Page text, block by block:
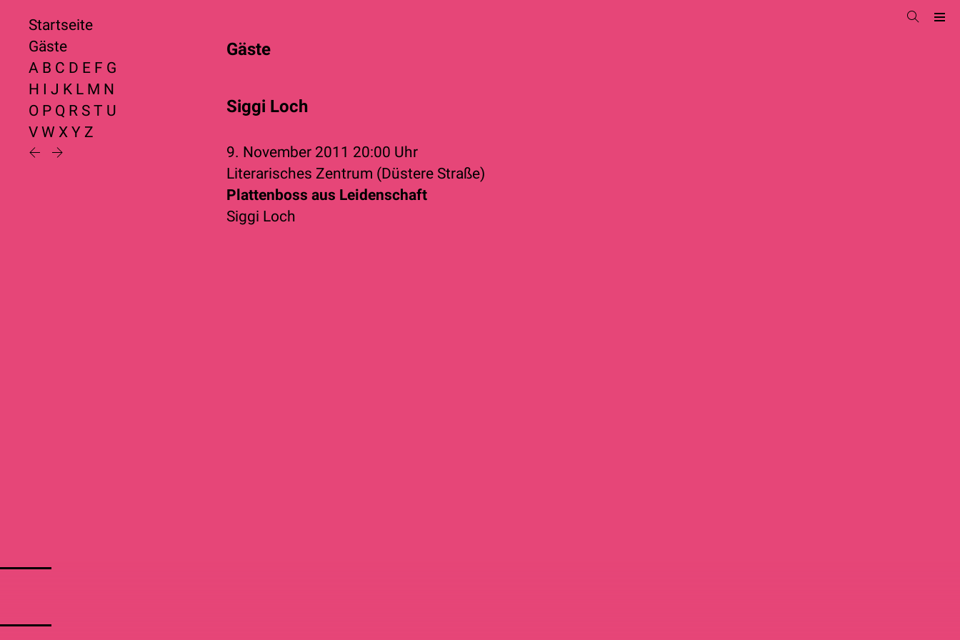
Startseite
Gäste
A B C D E F G
H I J K L M N
O P Q R S T U
V W X Y Z
Gäste
Siggi Loch
9. November 2011 20:00 Uhr
Literarisches Zentrum (Düstere Straße)
Plattenboss aus Leidenschaft
Siggi Loch